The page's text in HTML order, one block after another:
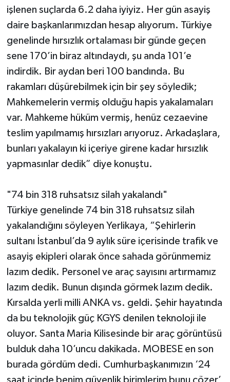
işlenen suçlarda 6.2 daha iyiyiz. Her gün asayiş
daire başkanlarımızdan hesap alıyorum. Türkiye
genelinde hırsızlık ortalaması bir günde geçen
sene 170’in biraz altındaydı, şu anda 101’e
indirdik. Bir aydan beri 100 bandında. Bu
rakamları düşürebilmek için bir şey söyledik;
Mahkemelerin vermiş olduğu hapis yakalamaları
var. Mahkeme hüküm vermiş, henüz cezaevine
teslim yapılmamış hırsızları arıyoruz. Arkadaşlara,
bunları yakalayın ki içeriye girene kadar hırsızlık
yapmasınlar dedik” diye konuştu.
"74 bin 318 ruhsatsız silah yakalandı"
Türkiye genelinde 74 bin 318 ruhsatsız silah
yakalandığını söyleyen Yerlikaya, “Şehirlerin
sultanı İstanbul’da 9 aylık süre içerisinde trafik ve
asayiş ekipleri olarak önce sahada görünmemiz
lazım dedik. Personel ve araç sayısını artırmamız
lazım dedik. Bunun dışında görmek lazım dedik.
Kırsalda yerli milli ANKA vs. geldi. Şehir hayatında
da bu teknolojik güç KGYS denilen teknoloji ile
oluyor. Santa Maria Kilisesinde bir araç görüntüsü
bulduk daha 10’uncu dakikada. MOBESE en son
burada gördüm dedi. Cumhurbaşkanımızın ‘24
saat içinde benim güvenlik birimlerim bunu çözer’